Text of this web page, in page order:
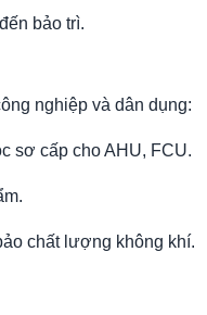
bảo trì.
nghiệp và dân dụng:
sơ cấp cho AHU, FCU.
chất lượng không khí.